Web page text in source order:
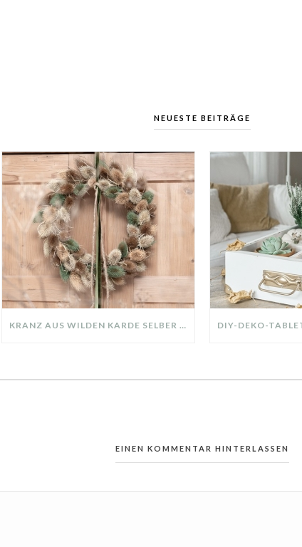
NEUESTE BEITRÄGE
KRANZ AUS WILDEN KARDE SELBER MACHEN: HERBSTDEKO GANZ EINFACH
EINEN KOMMENTAR HINTERLASSEN